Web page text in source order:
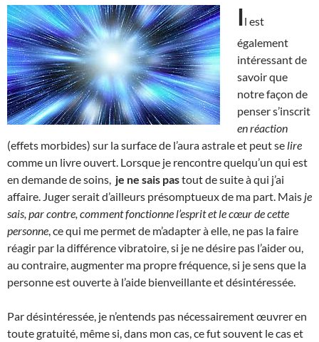
Il est
également
intéressant de
savoir que
notre façon de
penser s’inscrit
en réaction
(effets morbides) sur la surface de l’aura astrale et peut se lire
comme un livre ouvert. Lorsque je rencontre quelqu’un qui est
en demande de soins, je ne sais pastout de suite à qui j’ai
affaire. Juger serait d’ailleurs présomptueux de ma part. Mais je
sais, par contre, comment fonctionne l’esprit et le cœur de cette
personne , ce qui me permet de m’adapter à elle, ne pas la faire
réagir par la différence vibratoire, si je ne désire pas l’aider ou,
au contraire, augmenter ma propre fréquence, si je sens que la
personne est ouverte à l’aide bienveillante et désintéressée.
Par désintéressée, je n’entends pas nécessairement œuvrer en
toute gratuité, même si, dans mon cas, ce fut souvent le cas et